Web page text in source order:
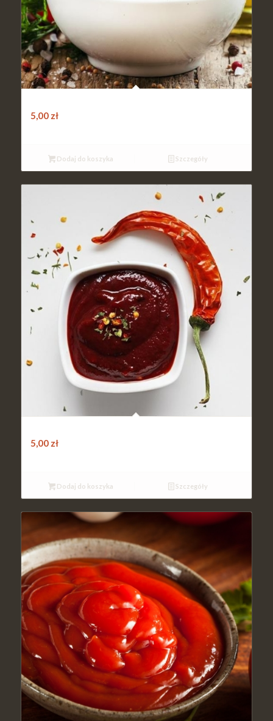
5,00 zł
Dodaj do koszyka Szczegóły
5,00 zł
Dodaj do koszyka Szczegóły